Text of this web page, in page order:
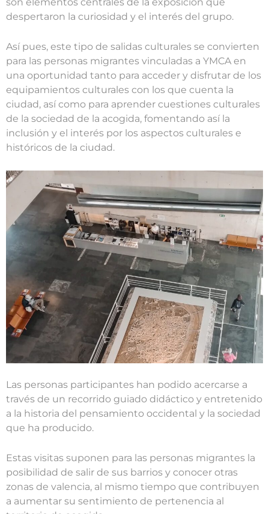
despertaron la curiosidad y el interés del grupo.
Así pues, este tipo de salidas culturales se convierten
para las personas migrantes vinculadas a YMCA en
una oportunidad tanto para acceder y disfrutar de los
equipamientos culturales con los que cuenta la
ciudad, así como para aprender cuestiones culturales
de la sociedad de la acogida, fomentando así la
inclusión y el interés por los aspectos culturales e
históricos de la ciudad.
Las personas participantes han podido acercarse a
través de un recorrido guiado didáctico y entretenido
a la historia del pensamiento occidental y la sociedad
que ha producido.
Estas visitas suponen para las personas migrantes la
posibilidad de salir de sus barrios y conocer otras
zonas de valencia, al mismo tiempo que contribuyen
a aumentar su sentimiento de pertenencia al